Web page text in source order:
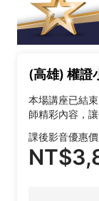
(高雄) 權證
本場講座已結
師精彩內容，
課後影音優惠價